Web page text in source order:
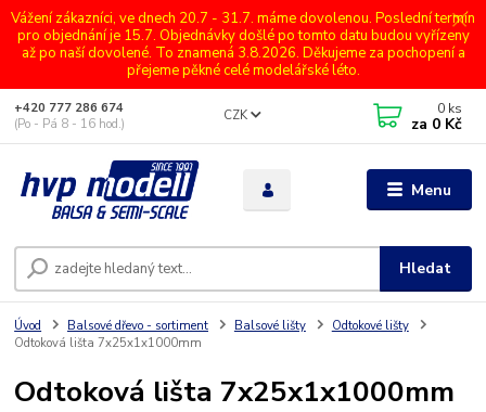
Vážení zákazníci, ve dnech 20.7 - 31.7. máme dovolenou. Poslední termín
pro objednání je 15.7. Objednávky došlé po tomto datu budou vyřízeny
až po naší dovolené. To znamená 3.8.2026. Děkujeme za pochopení a
přejeme pěkné celé modelářské léto.
Menu
CZK
Hledat
+420 777 286 674
(Po - Pá 8 - 16 hod.)
0 ks
za 0 Kč
Úvod Balsové dřevo - sortiment Balsové lišty
Odtokové lišty
Odtoková lišta 7x25x1x1000mm
Odtoková lišta 7x25x1x1000mm